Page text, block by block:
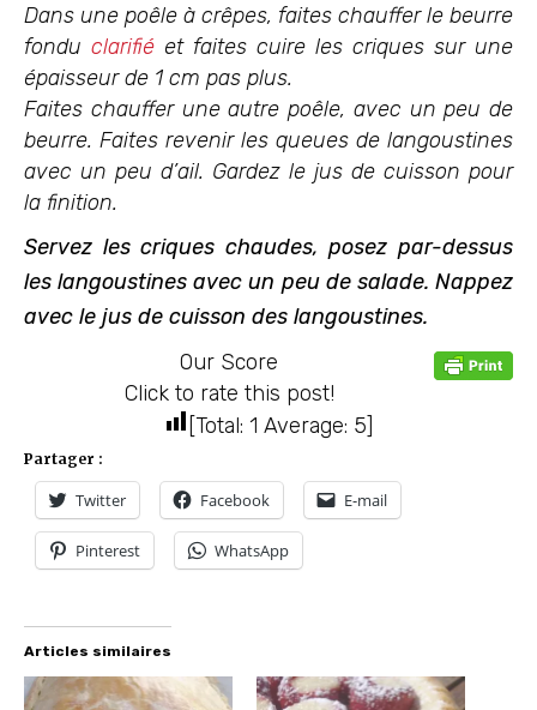
Dans une poêle à crêpes, faites chauffer le beurre
fondu clarifié et faites cuire les criques sur une
épaisseur de 1 cm pas plus.
Faites chauffer une autre poêle, avec un peu de
beurre. Faites revenir les queues de langoustines
avec un peu d’ail. Gardez le jus de cuisson pour
la finition.
Servez les criques chaudes, posez par-dessus
les langoustines avec un peu de salade. Nappez
avec le jus de cuisson des langoustines.
Our Score
Click to rate this post!
[Total: 1 Average: 5]
Partager :
Twitter Facebook E-mail
Pinterest WhatsApp
Articles similaires